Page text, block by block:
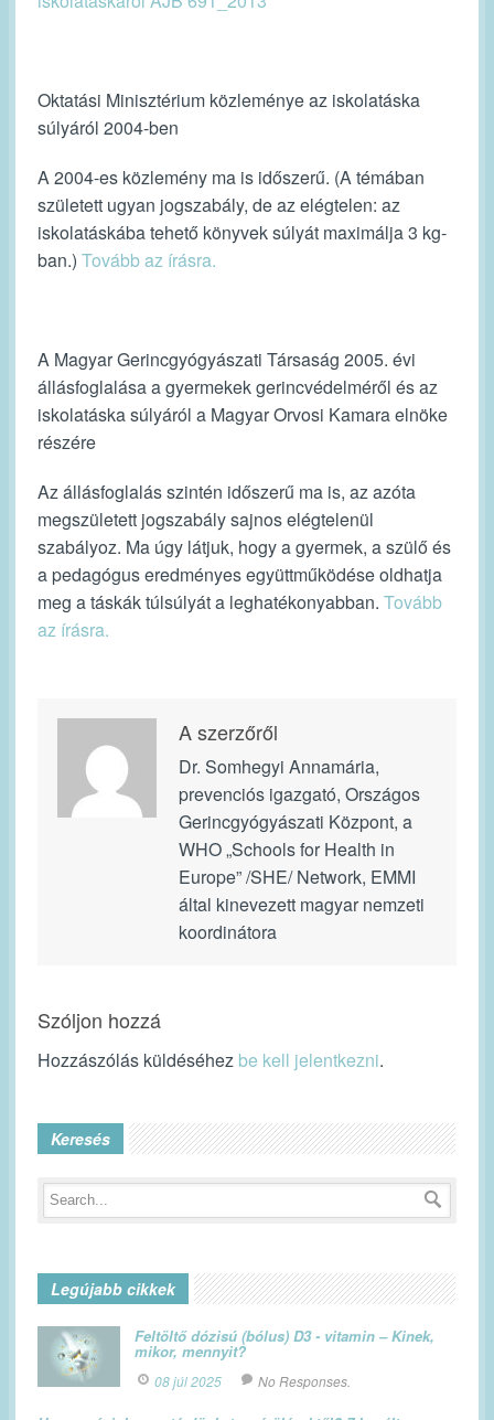
Oktatási Minisztérium közleménye az iskolatáska
súlyáról 2004-ben
A 2004-es közlemény ma is időszerű. (A témában
született ugyan jogszabály, de az elégtelen: az
iskolatáskába tehető könyvek súlyát maximálja 3 kg-
ban.) Tovább az írásra.
A Magyar Gerincgyógyászati Társaság 2005. évi
állásfoglalása a gyermekek gerincvédelméről és az
iskolatáska súlyáról a Magyar Orvosi Kamara elnöke
részére
Az állásfoglalás szintén időszerű ma is, az azóta
megszületett jogszabály sajnos elégtelenül
szabályoz. Ma úgy látjuk, hogy a gyermek, a szülő és
a pedagógus eredményes együttműködése oldhatja
meg a táskák túlsúlyát a leghatékonyabban. Tovább
az írásra.
A szerzőről
Dr. Somhegyi Annamária,
prevenciós igazgató, Országos
Gerincgyógyászati Központ, a
WHO „Schools for Health in
Europe” /SHE/ Network, EMMI
által kinevezett magyar nemzeti
koordinátora
Szóljon hozzá
Hozzászólás küldéséhez be kell jelentkezni.
Keresés
Legújabb cikkek
Feltöltő dózisú (bólus) D3 - vitamin – Kinek,
mikor, mennyit?
08 júl 2025 No Responses.